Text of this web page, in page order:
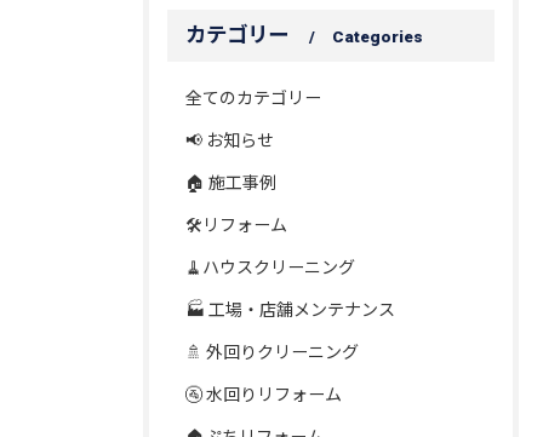
カテゴリー Categories
全てのカテゴリー
📢 お知らせ
🏠 施工事例
🛠️リフォーム
🧹ハウスクリーニング
🏭 工場・店舗メンテナンス
🚿 外回りクリーニング
🚰 水回りリフォーム